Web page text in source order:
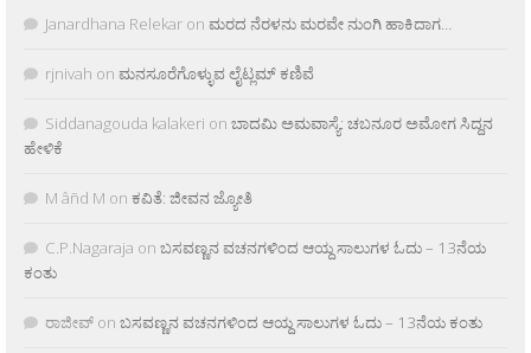
Janardhana Relekar on ಮರದ ನೆರಳನು ಮರವೇ ನುಂಗಿ ಹಾಕಿದಾಗ…
rjnivah on ಮನಸೂರೆಗೊಳ್ಳುವ ಲೈಟ್ಲಮ್ ಕಣಿವೆ
Siddanagouda kalakeri on ಬಾದಮಿ ಅಮವಾಸ್ಯೆ: ಚಬನೂರ ಅಮೋಗ ಸಿದ್ದನ
ಹೇಳಿಕೆ
M âñd M on ಕವಿತೆ: ಜೀವನ ಜ್ಯೋತಿ
C.P.Nagaraja on ಬಸವಣ್ಣನ ವಚನಗಳಿಂದ ಆಯ್ದ ಸಾಲುಗಳ ಓದು – 13ನೆಯ
ಕಂತು
ರಾಜೀವ್ on ಬಸವಣ್ಣನ ವಚನಗಳಿಂದ ಆಯ್ದ ಸಾಲುಗಳ ಓದು – 13ನೆಯ ಕಂತು